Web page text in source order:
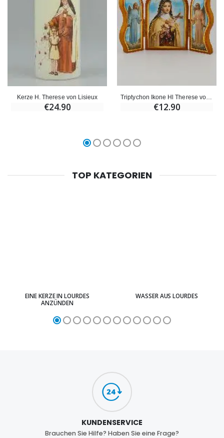
Kerze H. Therese von Lisieux
€24.90
Triptychon Ikone Hl Therese von Lisieux 12cm
€12.90
TOP KATEGORIEN
EINE KERZE IN LOURDES
ANZÜNDEN
WASSER AUS LOURDES
KUNDENSERVICE
Brauchen Sie Hilfe? Haben Sie eine Frage?